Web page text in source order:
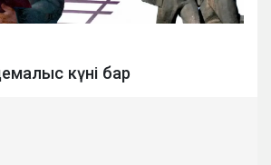
күні бар